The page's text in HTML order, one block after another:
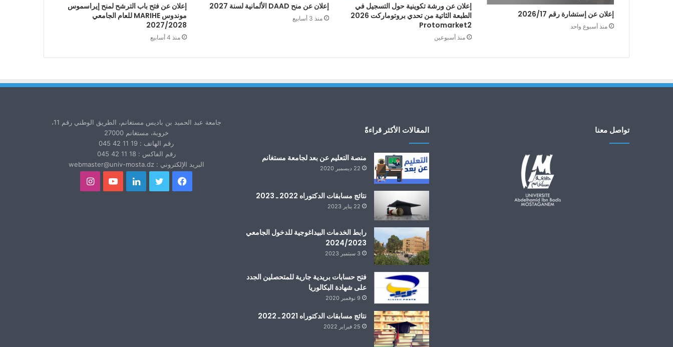
إعلان عن إستشارة رقم 2026/17
منذ أسبوع واحد
إعلان عن ورشة تكوينية حول التسجيل في
الطبعة الثاتية من تحدي بروتوماركت 2026
Protomarket2
منذ أسبوعين
إعلان عن منح DAAD الألمانية لسنة 2027
منذ 3 أسابيع
إعلان عن فتح باب الترشح لمنح إيراسموس
موندوس MARIHE للعام الجامعي
2027/2028
منذ 4 أسابيع
تواصل معنا المقالات الأكثر قراءةً
منصة التعليم عن بعد لجامعة مستغانم
22 ديسمبر 2020
نتائج مسابقات الدكتوراه 2022 ـ 2023
22 يناير 2023
رابط الخدمات البيداغوجية للدخول الجامعي
2024/2023
3 سبتمبر 2023
فتح حسابات بريدية جارية للمتحصلين الجدد
على شهادة البكالوريا
9 نوفمبر 2020
نتائج مسابقات الدكتوراه 2021 ـ 2022
25 فبراير 2022
جامعة عبد الحميد بن باديس مستغانم، الطريق الوطني رقم 11،
خروبة، مستغانم 27000
رقم الهاتف : 19 11 42 045
رقم الفاكس : 18 11 42 045
البريد الإلكتروني : webmaster@univ-mosta.dz
فيسبوك تويتر لينكدإنيوتيوبانستقرام